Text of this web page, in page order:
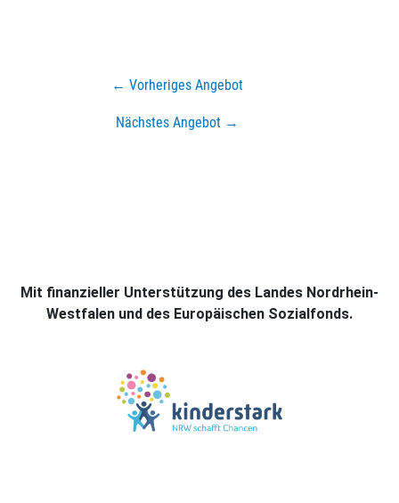
← Vorheriges Angebot
Nächstes Angebot →
Mit finanzieller Unterstützung des Landes Nordrhein-
Westfalen und des Europäischen Sozialfonds.